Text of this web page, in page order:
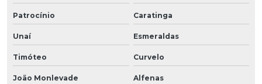
Patrocínio Caratinga
Unaí Esmeraldas
Timóteo Curvelo
João Monlevade Alfenas